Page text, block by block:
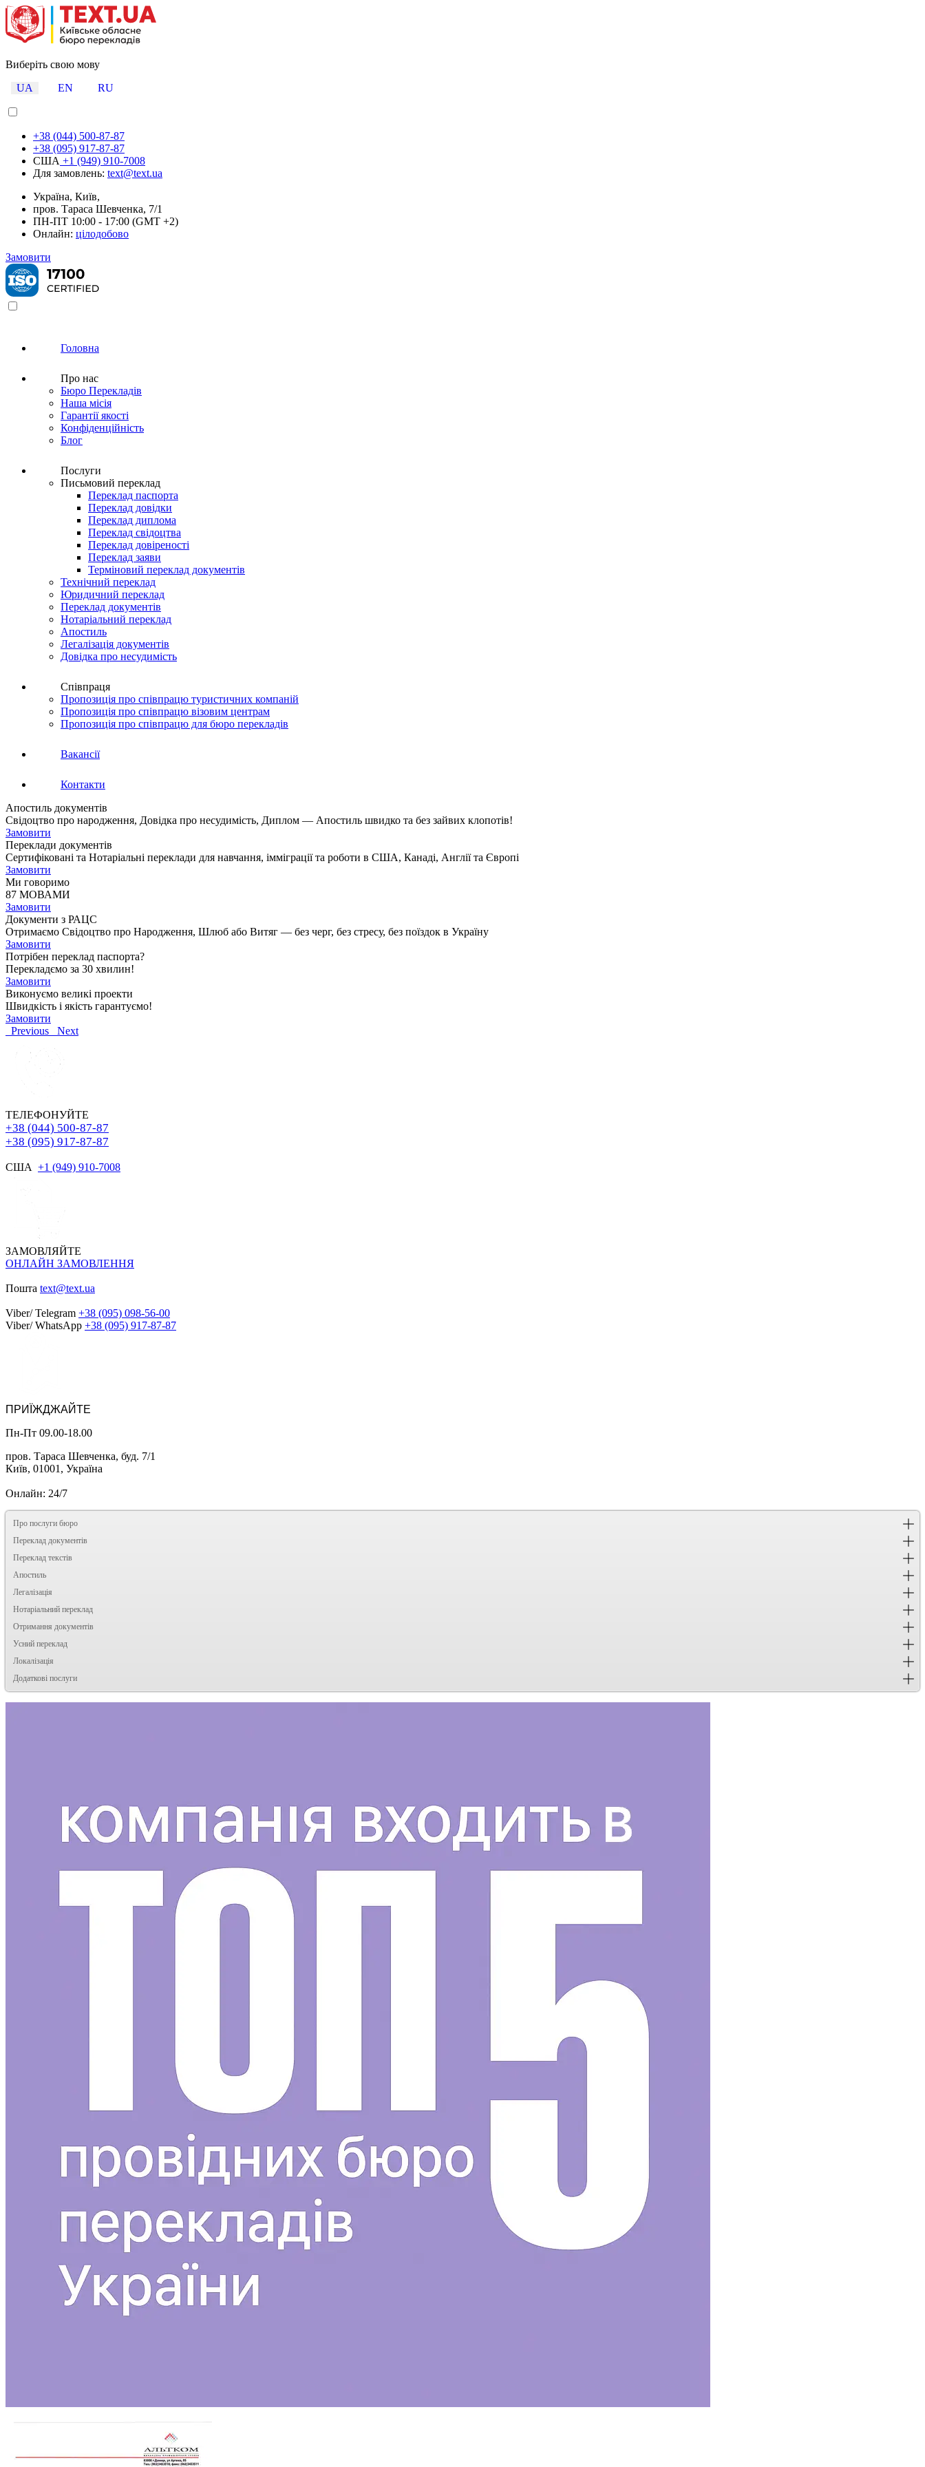
Виберіть свою мову
UA
EN RU
+38 (044) 500-87-87
+38 (095) 917-87-87
США +1 (949) 910-7008
Для замовлень: text@text.ua
Україна, Київ,
пров. Тараса Шевченка, 7/1
ПН-ПТ 10:00 - 17:00 (GMT +2)
Онлайн: цілодобово
Замовити
Головна
Про нас
Бюро Перекладів
Наша місія
Гарантії якості
Конфіденційність
Блог
Послуги
Письмовий переклад
Переклад паспорта
Переклад довідки
Переклад диплома
Переклад свідоцтва
Переклад довіреності
Переклад заяви
Терміновий переклад документів
Технічний переклад
Юридичний переклад
Переклад документів
Нотаріальний переклад
Апостиль
Легалізація документів
Довідка про несудимість
Співпраця
Пропозиція про співпрацю туристичних компаній
Пропозиція про співпрацю візовим центрам
Пропозиція про співпрацю для бюро перекладів
Вакансії
Контакти
Апостиль документів
Свідоцтво про народження, Довідка про несудимість, Диплом — Апостиль швидко та без зайвих клопотів!
Замовити
Переклади документів
Сертифіковані та Нотаріальні переклади для навчання, імміграції та роботи в США, Канаді, Англії та Європі
Замовити
Ми говоримо
87 МОВАМИ
Замовити
Документи з РАЦС
Отримаємо Свідоцтво про Народження, Шлюб або Витяг — без черг, без стресу, без поїздок в Україну
Замовити
Потрібен переклад паспорта?
Перекладємо за 30 хвилин!
Замовити
Виконуємо великі проекти
Швидкість і якість гарантуємо!
Замовити
Previous
Next
ТЕЛЕФОНУЙТЕ
+38 (044) 500-87-87
+38 (095) 917-87-87
США +1 (949) 910-7008
ЗАМОВЛЯЙТЕ
ОНЛАЙН ЗАМОВЛЕННЯ
Пошта text@text.ua
Viber/ Telegram +38 (095) 098-56-00
Viber/ WhatsApp +38 (095) 917-87-87
ПРИЇЖДЖАЙТЕ
Пн-Пт 09.00-18.00
пров. Тараса Шевченка, буд. 7/1
Київ, 01001, Україна
Онлайн: 24/7
Про послуги бюро
Переклад документів
Переклад текстів
Апостиль
Легалізація
Нотаріальний переклад
Отримання документів
Усний переклад
Локалізація
Додаткові послуги